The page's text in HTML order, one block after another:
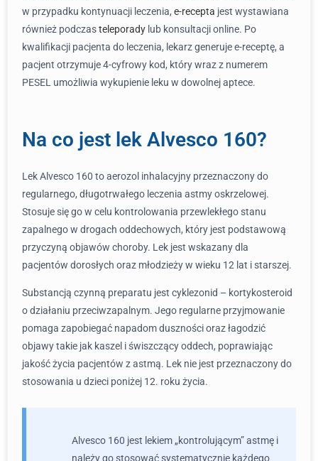
w przypadku kontynuacji leczenia, e-recepta jest wystawiana
również podczasteleporady lub konsultacji online. Po
kwalifikacji pacjenta do leczenia, lekarz generuje e-receptę, a
pacjent otrzymuje 4-cyfrowy kod, który wraz z numerem
PESEL umożliwia wykupienie leku w dowolnej aptece.
Na co jest lek Alvesco 160?
Lek Alvesco 160 to aerozol inhalacyjny przeznaczony do
regularnego, długotrwałego leczenia astmy oskrzelowej.
Stosuje się go w celu kontrolowania przewlekłego stanu
zapalnego w drogach oddechowych, który jest podstawową
przyczyną objawów choroby. Lek jest wskazany dla
pacjentów dorosłych oraz młodzieży w wieku 12 lat i starszej.
Substancją czynną preparatu jest cyklezonid – kortykosteroid
o działaniu przeciwzapalnym. Jego regularne przyjmowanie
pomaga zapobiegać napadom duszności oraz łagodzić
objawy takie jak kaszel i świszczący oddech, poprawiając
jakość życia pacjentów z astmą. Lek nie jest przeznaczony do
stosowania u dzieci poniżej 12. roku życia.
Alvesco 160 jest lekiem „kontrolującym” astmę i
należy go stosować systematycznie każdego